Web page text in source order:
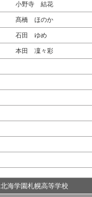
小野寺 結花
髙橋 ほのか
石田 ゆめ
本田 凜々彩
北海学園札幌高等学校